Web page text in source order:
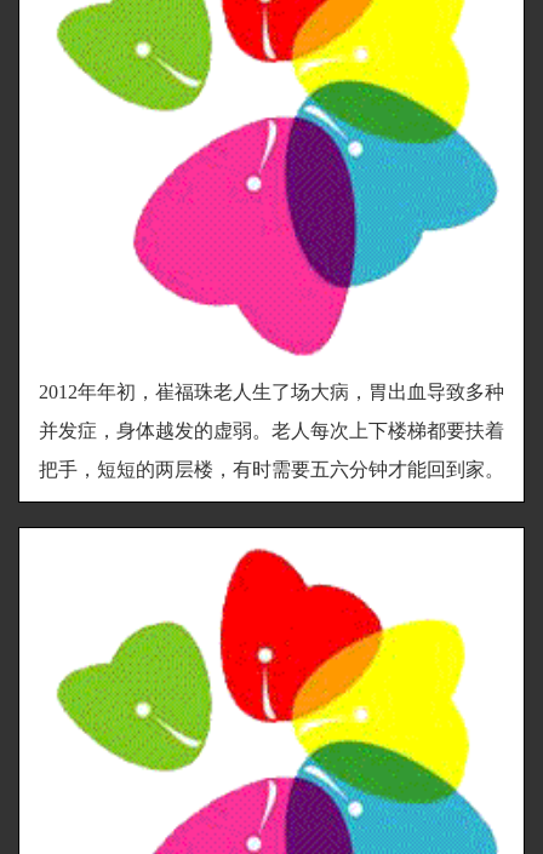
2012年年初，崔福珠老人生了场大病，胃出血导致多种
并发症，身体越发的虚弱。老人每次上下楼梯都要扶着
把手，短短的两层楼，有时需要五六分钟才能回到家。